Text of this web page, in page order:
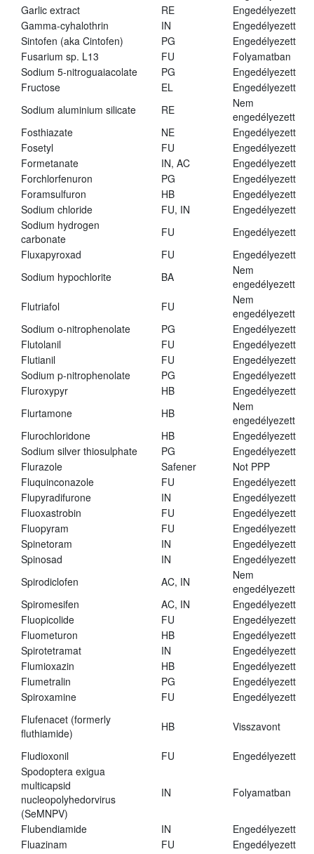
Garlic extract
RE
Engedélyezett
Gamma-cyhalothrin
IN
Engedélyezett
Sintofen (aka Cintofen)
PG
Engedélyezett
Fusarium sp. L13
FU
Folyamatban
Sodium 5-nitroguaiacolate
PG
Engedélyezett
Fructose
EL
Engedélyezett
Sodium aluminium silicate
RE
Nem
engedélyezett
Fosthiazate
NE
Engedélyezett
Fosetyl
FU
Engedélyezett
Formetanate
IN, AC
Engedélyezett
Forchlorfenuron
PG
Engedélyezett
Foramsulfuron
HB
Engedélyezett
Sodium chloride
FU, IN
Engedélyezett
Sodium hydrogen
carbonate
FU
Engedélyezett
Fluxapyroxad
FU
Engedélyezett
Sodium hypochlorite
BA
Nem
engedélyezett
Flutriafol
FU
Nem
engedélyezett
Sodium o-nitrophenolate
PG
Engedélyezett
Flutolanil
FU
Engedélyezett
Flutianil
FU
Engedélyezett
Sodium p-nitrophenolate
PG
Engedélyezett
Fluroxypyr
HB
Engedélyezett
Flurtamone
HB
Nem
engedélyezett
Flurochloridone
HB
Engedélyezett
Sodium silver thiosulphate
PG
Engedélyezett
Flurazole
Safener
Not PPP
Fluquinconazole
FU
Engedélyezett
Flupyradifurone
IN
Engedélyezett
Fluoxastrobin
FU
Engedélyezett
Fluopyram
FU
Engedélyezett
Spinetoram
IN
Engedélyezett
Spinosad
IN
Engedélyezett
Spirodiclofen
AC, IN
Nem
engedélyezett
Spiromesifen
AC, IN
Engedélyezett
Fluopicolide
FU
Engedélyezett
Fluometuron
HB
Engedélyezett
Spirotetramat
IN
Engedélyezett
Flumioxazin
HB
Engedélyezett
Flumetralin
PG
Engedélyezett
Spiroxamine
FU
Engedélyezett
Flufenacet (formerly
fluthiamide)
HB Visszavont
Fludioxonil FU
Engedélyezett
Spodoptera exigua
multicapsid
nucleopolyhedorvirus
(SeMNPV)
IN Folyamatban
Flubendiamide IN
Engedélyezett
Fluazinam
FU
Engedélyezett